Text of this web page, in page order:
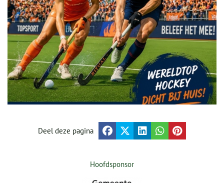
Deel deze pagina
Hoofdsponsor